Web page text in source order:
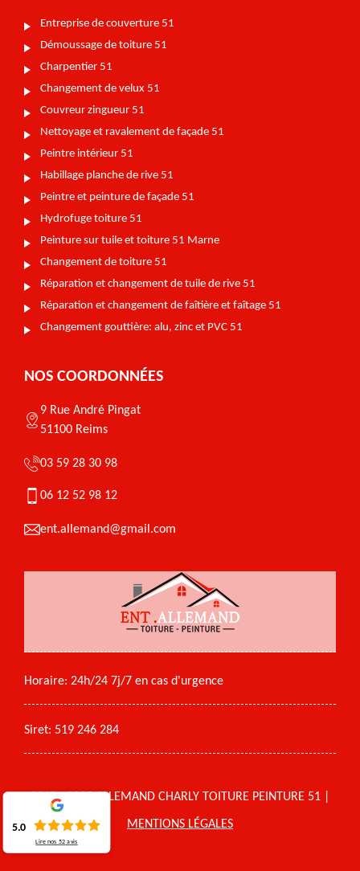
Entreprise de couverture 51
Démoussage de toiture 51
Charpentier 51
Changement de velux 51
Couvreur zingueur 51
Nettoyage et ravalement de façade 51
Peintre intérieur 51
Habillage planche de rive 51
Peintre et peinture de façade 51
Hydrofuge toiture 51
Peinture sur tuile et toiture 51 Marne
Changement de toiture 51
Réparation et changement de tuile de rive 51
Réparation et changement de faîtière et faîtage 51
Changement gouttière: alu, zinc et PVC 51
NOS COORDONNÉES
9 Rue André Pingat
51100 Reims
03 59 28 30 98
06 12 52 98 12
ent.allemand@gmail.com
Horaire: 24h/24 7j/7 en cas d'urgence
Siret: 519 246 284
2018 - 2025 ALLEMAND CHARLY TOITURE PEINTURE 51 |
MENTIONS LÉGALES
5.0
Lire nos52 avis